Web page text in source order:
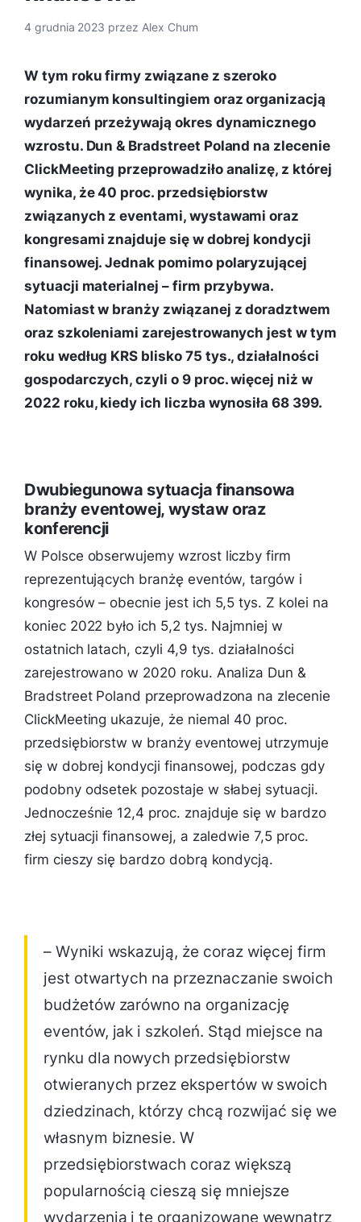
4 grudnia 2023 przez Alex Chum
W tym roku firmy związane z szeroko
rozumianym konsultingiem oraz organizacją
wydarzeń przeżywają okres dynamicznego
wzrostu. Dun & Bradstreet Poland na zlecenie
ClickMeeting przeprowadziło analizę, z której
wynika, że 40 proc. przedsiębiorstw
związanych z eventami, wystawami oraz
kongresami znajduje się w dobrej kondycji
finansowej. Jednak pomimo polaryzującej
sytuacji materialnej – firm przybywa.
Natomiast w branży związanej z doradztwem
oraz szkoleniami zarejestrowanych jest w tym
roku według KRS blisko 75 tys., działalności
gospodarczych, czyli o 9 proc. więcej niż w
2022 roku, kiedy ich liczba wynosiła 68 399.
Dwubiegunowa sytuacja finansowa
branży eventowej, wystaw oraz
konferencji
W Polsce obserwujemy wzrost liczby firm
reprezentujących branżę eventów, targów i
kongresów – obecnie jest ich 5,5 tys. Z kolei na
koniec 2022 było ich 5,2 tys. Najmniej w
ostatnich latach, czyli 4,9 tys. działalności
zarejestrowano w 2020 roku. Analiza Dun &
Bradstreet Poland przeprowadzona na zlecenie
ClickMeeting ukazuje, że niemal 40 proc.
przedsiębiorstw w branży eventowej utrzymuje
się w dobrej kondycji finansowej, podczas gdy
podobny odsetek pozostaje w słabej sytuacji.
Jednocześnie 12,4 proc. znajduje się w bardzo
złej sytuacji finansowej, a zaledwie 7,5 proc.
firm cieszy się bardzo dobrą kondycją.
– Wyniki wskazują, że coraz więcej firm
jest otwartych na przeznaczanie swoich
budżetów zarówno na organizację
eventów, jak i szkoleń. Stąd miejsce na
rynku dla nowych przedsiębiorstw
otwieranych przez ekspertów w swoich
dziedzinach, którzy chcą rozwijać się we
własnym biznesie. W
przedsiębiorstwach coraz większą
popularnością cieszą się mniejsze
wydarzenia i te organizowane wewnątrz